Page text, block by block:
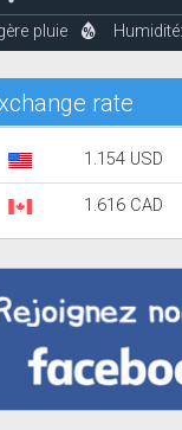
pluie
rate
1.154 USD
1.616 CAD